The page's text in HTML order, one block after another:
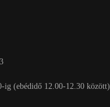
ig (ebédidő 12.00-12.30 között)